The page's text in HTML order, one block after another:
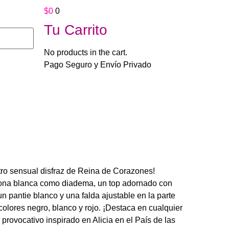
$0 0
Tu Carrito
No products in the cart.
Pago Seguro y Envío Privado
sensual disfraz de Reina de Corazones!
blanca como diadema, un top adornado con
pantie blanco y una falda ajustable en la parte
negro, blanco y rojo. ¡Destaca en cualquier
inspirado en Alicia en el País de las